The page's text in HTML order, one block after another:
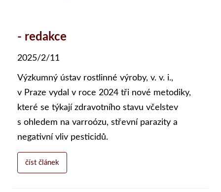
- redakce
2025/2/11
Výzkumný ústav rostlinné výroby, v. v. i.,
v Praze vydal v roce 2024 tři nové metodiky,
které se týkají zdravotního stavu včelstev
s ohledem na varroózu, střevní parazity a
negativní vliv pesticidů.
číst článek